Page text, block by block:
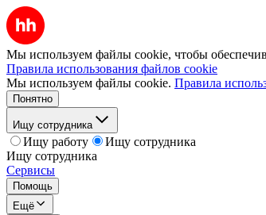
Мы используем файлы cookie, чтобы
Правила использования файлов cookie
Мы используем файлы cookie. Правила
Понятно
Ищу сотрудника
Ищу работу
Ищу сотрудника
Ищу сотрудника
Сервисы
Помощь
Ещё